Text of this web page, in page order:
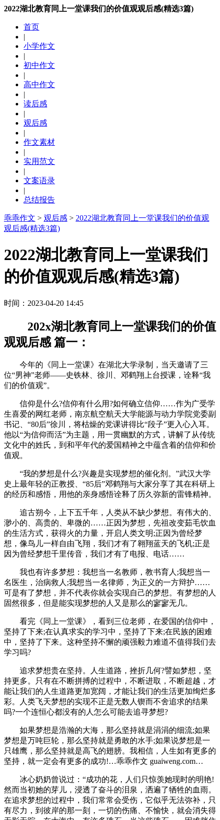
2022湖北教育同上一堂课我们的价值观观后感(精选3篇)
首页
|
小学作文
|
初中作文
|
高中作文
|
读后感
|
观后感
|
作文素材
|
实用范文
|
文案语录
|
总结报告
乖乖作文 > 观后感 > 2022湖北教育同上一堂课我们的价值观
观后感(精选3篇)
2022湖北教育同上一堂课我们
的价值观观后感(精选3篇)
时间：2023-04-20 14:45
202x湖北教育同上一堂课我们的价值
观观后感 篇一：
今年的《同上一堂课》在湖北大学录制，当天邀请了三
位“男神”老师——史铁林、徐川、邓鹤翔上台授课，诠释“我
们的价值观”。
信仰是什么?信仰有什么用?如何确立信仰……作为广受学
生喜爱的网红老师，南京航空航天大学能源与动力学院党委副
书记、“80后”徐川，将枯燥的党课讲得比“段子”更入心入耳。
他以“为信仰而活”为主题，用一贯幽默的方式，讲解了从传统
文化中的姓氏，到和平年代的爱国精神之中蕴含着的信仰和价
值观。
“我的梦想是什么?兴趣是实现梦想的催化剂。”武汉大学
史上最年轻的正教授、“85后”邓鹤翔与大家分享了其在科研上
的经历和感悟，用他的亲身感悟诠释了历久弥新的雷锋精神。
追古朔今，上下五千年，人类从不缺少梦想。有伟大的、
渺小的、高贵的、卑微的……正因为梦想，先祖改变茹毛饮血
的生活方式，获得火的力量，开启人类文明;正因为曾经梦
想，像鸟儿一样自由飞翔，我们才有了翱翔蓝天的飞机;正是
因为曾经梦想千里传音，我们才有了电报、电话……
我也有许多梦想：我想当一名教师，教书育人;我想当一
名医生，治病救人;我想当一名律师，为正义的一方辩护……
可是有了梦想，并不代表你就会实现自己的梦想。有梦想的人
固然很多，但是能实现梦想的人又是那么的寥寥无几。
看完《同上一堂课》，看到三位老师，在爱国的信仰中，
坚持了下来;在认真求实的学习中，坚持了下来;在民族的困难
中，坚持了下来。这种坚持不懈的顽强毅力难道不值得我们去
学习吗?
追求梦想贵在坚持。人生道路，挫折几何?譬如梦想，坚
持更多。只有在不断拼搏的过程中，不断进取，不断超越，才
能让我们的人生道路更加宽阔，才能让我们的生活更加绚烂多
彩。人类飞天梦想的实现不正是无数人锲而不舍追求的结果
吗?一个连恒心都没有的人怎么可能去追寻梦想?
如果梦想是浩瀚的大海，那么坚持就是涓涓的细流;如果
梦想是万吨巨轮，那么坚持就是勇敢的水手;如果说梦想是一
只雄鹰，那么坚持就是高飞的翅膀。我相信，人生如有更多的
坚持，就一定会有更多的成功!…乖乖作文 guaiweng.com…
冰心奶奶曾说过：“成功的花，人们只惊羡她现时的明艳!
然而当初她的芽儿，浸透了奋斗的泪泉，洒遍了牺牲的血雨。
在追求梦想的过程中，我们常常会受伤，它似乎无法弥补，只
有尽力，到彼岸的那一刻，一切的伤痛、不愉快，就会消失得